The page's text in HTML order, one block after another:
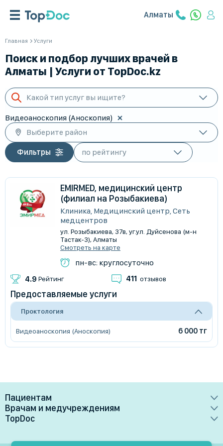
Алматы
Главная Услуги
Поиск и подбор лучших врачей в
Алматы | Услуги от TopDoc.kz
Какой тип услуг вы ищите?
Видеоаноскопия (Аноскопия)
Выберите район
Фильтры
EMIRMED, медицинский центр
(филиал на Розыбакиева)
Клиника, Медицинский центр, Сеть
медцентров
​ул. Розыбакиева, 37в, уг.ул. Дуйсенова (м-н
Тастак-3), Алматы
Смотреть на карте
пн-вс: круглосуточно
4.9 Рейтинг 411 отзывов
Предоставляемые услуги
Проктология
Видеоаноскопия (Аноскопия) 6 000 тг
Пациентам
Врачи
Клиники
Лаборатории
Врачам и медучреждениям
Преимущества
TopDoc